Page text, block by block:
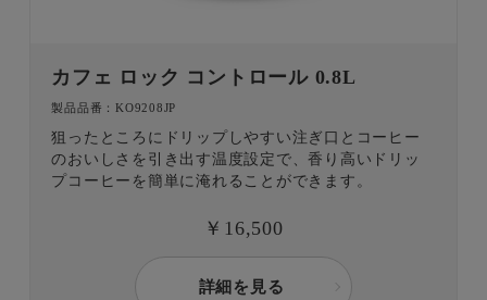
カフェ ロック コントロール 0.8L
製品品番：KO9208JP
狙ったところにドリップしやすい注ぎ口とコーヒー
のおいしさを引き出す温度設定で、香り高いドリッ
プコーヒーを簡単に淹れることができます。
￥16,500
詳細を見る